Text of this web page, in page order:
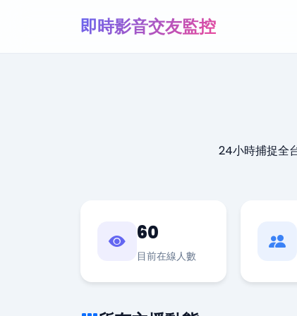
即時影音交友監控
24小時捕捉全
60
目前在線人數